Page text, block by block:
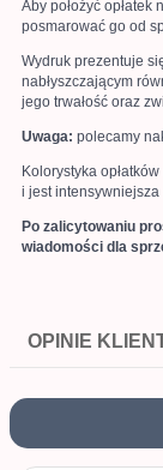
Aby położyć
posmarować go od
Wydruk prezentuje
nabłyszczającym
jego trwałość oraz
Uwaga: polecamy
Kolorystyka
i jest
Po zalicytowaniu
wiadomości dla
OPINIE